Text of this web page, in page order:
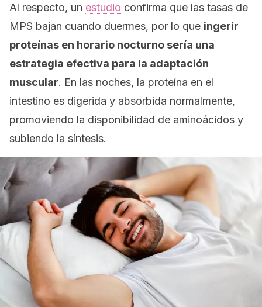
Al respecto, un estudio confirma que las tasas de
MPS bajan cuando duermes, por lo que ingerir
proteínas en horario nocturno sería una
estrategia efectiva para la adaptación
muscular. En las noches, la proteína en el
intestino es digerida y absorbida normalmente,
promoviendo la disponibilidad de aminoácidos y
subiendo la síntesis.